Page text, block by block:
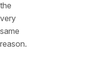
the
very
same
reason.